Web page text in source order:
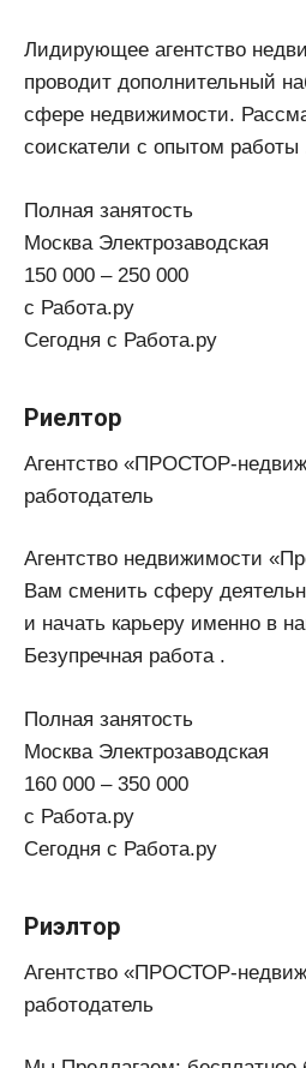
Лидирующее агентство
проводит дополнительный
сфере недвижимости.
соискатели с опытом работы
Полная занятость
Москва Электрозаводская
150 000 – 250 000
с Работа.ру
Сегодня с Работа.ру
Риелтор
Агентство «ПРОСТОР-
работодатель
Агентство недвижимости
Вам сменить сферу
и начать карьеру именно в
Безупречная работа .
Полная занятость
Москва Электрозаводская
160 000 – 350 000
с Работа.ру
Сегодня с Работа.ру
Риэлтор
Агентство «ПРОСТОР-
работодатель